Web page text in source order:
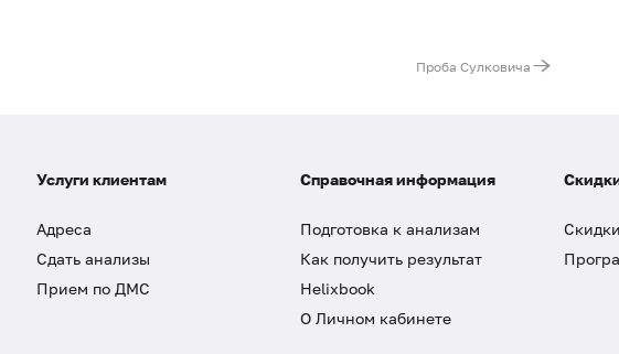
Проба Сулковича
Услуги клиентам
Адреса
Сдать анализы
Прием по ДМС
Справочная информация
Подготовка к анализам
Как получить результат
Helixbook
О Личном кабинете